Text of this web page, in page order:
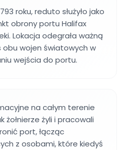
roku, reduto służyło jako
obrony portu Halifax
Lokacja odegrała ważną
obu wojen światowych w
wejścia do portu.
na całym terenie
żołnierze żyli i pracowali
port, łącząc
z osobami, które kiedyś